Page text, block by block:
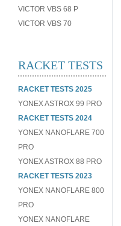
VICTOR VBS 68 P
VICTOR VBS 70
RACKET TESTS
RACKET TESTS 2025
YONEX ASTROX 99 PRO
RACKET TESTS 2024
YONEX NANOFLARE 700
PRO
YONEX ASTROX 88 PRO
RACKET TESTS 2023
YONEX NANOFLARE 800
PRO
YONEX NANOFLARE